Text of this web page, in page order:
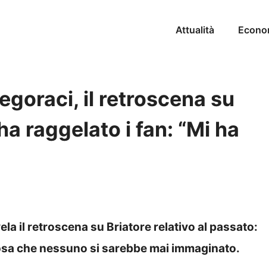
Attualità
il retroscena su
raggelato i fan: “Mi ha
il retroscena su Briatore relativo al passato:
che nessuno si sarebbe mai immaginato.